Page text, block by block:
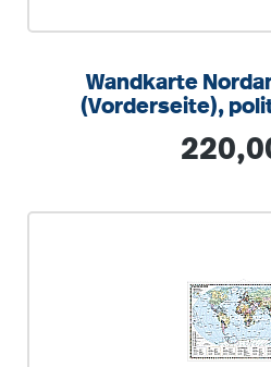
Wandkarte
(Vorderseite),
Regulärer